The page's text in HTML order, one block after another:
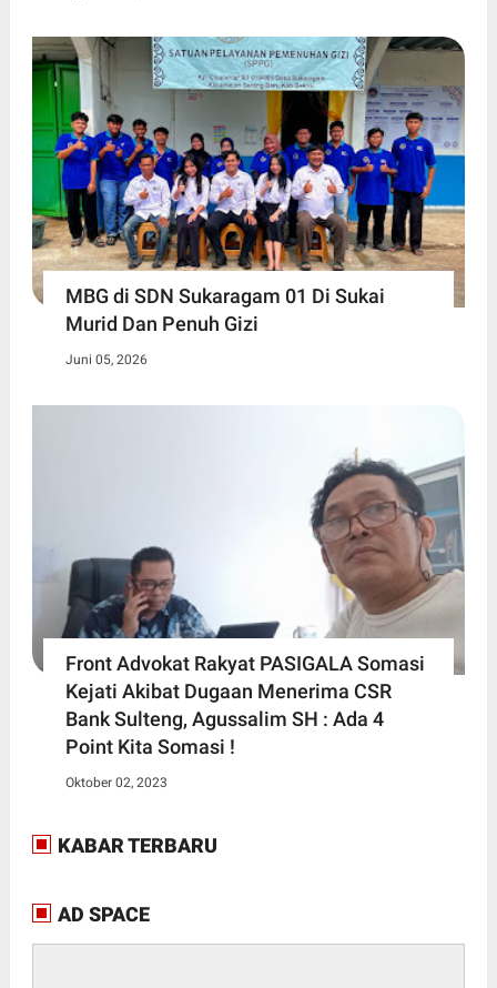
MBG di SDN Sukaragam 01 Di Sukai
Murid Dan Penuh Gizi
Juni 05, 2026
Front Advokat Rakyat PASIGALA Somasi
Kejati Akibat Dugaan Menerima CSR
Bank Sulteng, Agussalim SH : Ada 4
Point Kita Somasi !
Oktober 02, 2023
KABAR TERBARU
AD SPACE